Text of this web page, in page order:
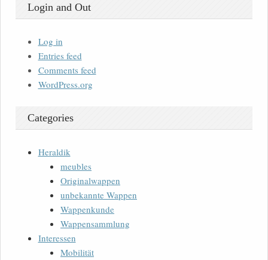
Login and Out
Log in
Entries feed
Comments feed
WordPress.org
Categories
Heraldik
meubles
Originalwappen
unbekannte Wappen
Wappenkunde
Wappensammlung
Interessen
Mobilität